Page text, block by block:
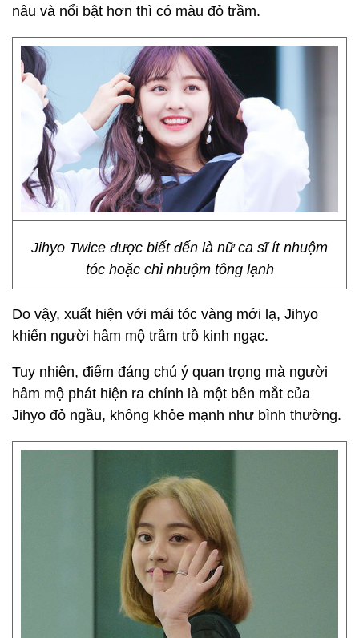
nâu và nổi bật hơn thì có màu đỏ trầm.
Jihyo Twice được biết đến là nữ ca sĩ ít nhuộm
tóc hoặc chỉ nhuộm tông lạnh
Do vậy, xuất hiện với mái tóc vàng mới lạ, Jihyo
khiến người hâm mộ trầm trồ kinh ngạc.
Tuy nhiên, điểm đáng chú ý quan trọng mà người
hâm mộ phát hiện ra chính là một bên mắt của
Jihyo đỏ ngầu, không khỏe mạnh như bình thường.